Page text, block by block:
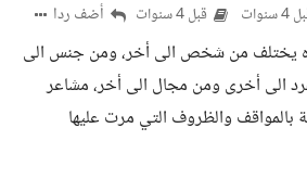
سنوات قبل 4 سنوات أضف ردا
يختلف من شخص الى أخر، ومن جنس الى
الى أخرى ومن مجال الى أخر، مشاعر
بالمواقف والظروف التي مرت عليها